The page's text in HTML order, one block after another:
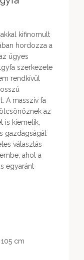
kifinomult
hordozza a
ügyes
szerkezete
rendkívül
A masszív fa
az
is kiemelik,
gazdagságát
választás
ahol a
egyaránt
cm